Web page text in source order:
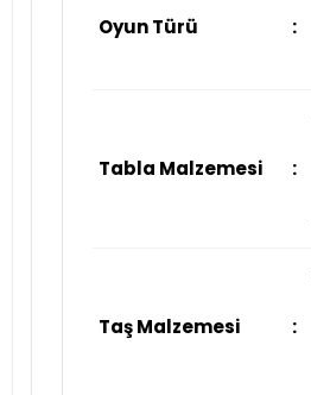
Oyun Türü :
Tabla Malzemesi :
Taş Malzemesi :